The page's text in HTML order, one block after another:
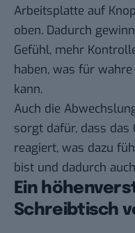
Arbeitsplatte auf
oben. Dadurch
Gefühl, mehr
haben, was für
kann.
Auch die
sorgt dafür, dass das
reagiert, was dazu
bist und dadurch
Ein
Schreibtisch